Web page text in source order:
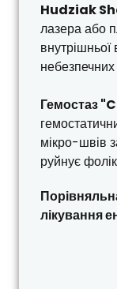
Hudziak
лазера або
внутрішньої
Гемостаз
мікро-швів
руйнує
лікування